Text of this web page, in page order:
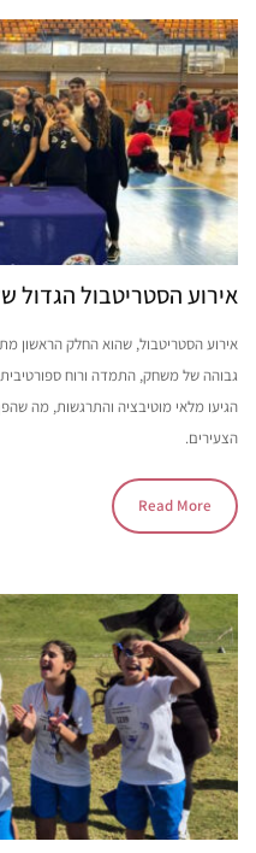
אירוע הסטריטבול הגדול
אירוע הסטריטבול, שהוא החלק הראשון
גבוהה של משחק, התמדה ורוח
הגיעו מלאי מוטיבציה והתרגשות, מה
הצעירים.
Read More